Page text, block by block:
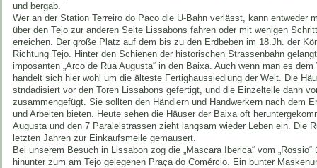
und bergab.
Wer an der Station Terreiro do Paco die U-Bahn verlässt, kann entweder
über den Tejo zur anderen Seite Lissabons fahren oder mit wenigen
erreichen. Der große Platz auf dem bis zu den Erdbeben im 18.Jh. der
Richtung Tejo. Hinter den Schienen der historischen Strassenbahn
imposanten „Arco de Rua Augusta“ in den Baixa. Auch wenn man es
handelt sich hier wohl um die älteste Fertighaussiedlung der Welt. Die
stndadisiert vor den Toren Lissabons gefertigt, und die Einzelteile dann
zusammengefügt. Sie sollten den Händlern und Handwerkern nach dem
und Arbeiten bieten. Heute sehen die Häuser der Baixa oft
Augusta und den 7 Paralelstrassen zieht langsam wieder Leben ein. Die
letzten Jahren zur Einkaufsmeile gemausert.
Bei unserem Besuch in Lissabon zog die „Mascara Iberica“ vom „Rossio“
hinunter zum am Tejo gelegenen Praça do Comércio. Ein bunter